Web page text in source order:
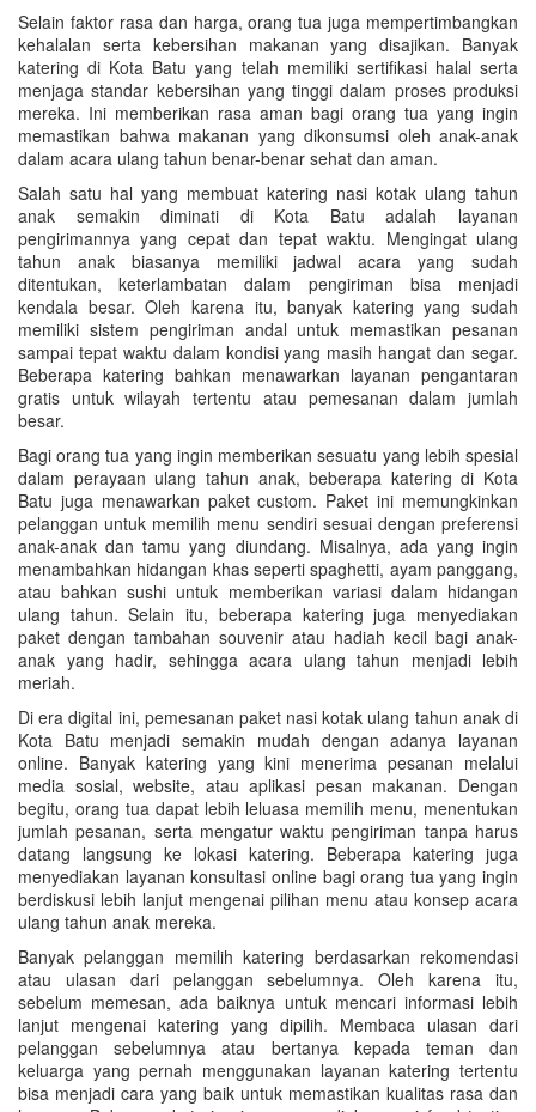
Selain faktor rasa dan harga, orang tua juga mempertimbangkan
kehalalan serta kebersihan makanan yang disajikan. Banyak
katering di Kota Batu yang telah memiliki sertifikasi halal serta
menjaga standar kebersihan yang tinggi dalam proses produksi
mereka. Ini memberikan rasa aman bagi orang tua yang ingin
memastikan bahwa makanan yang dikonsumsi oleh anak-anak
dalam acara ulang tahun benar-benar sehat dan aman.
Salah satu hal yang membuat katering nasi kotak ulang tahun
anak semakin diminati di Kota Batu adalah layanan
pengirimannya yang cepat dan tepat waktu. Mengingat ulang
tahun anak biasanya memiliki jadwal acara yang sudah
ditentukan, keterlambatan dalam pengiriman bisa menjadi
kendala besar. Oleh karena itu, banyak katering yang sudah
memiliki sistem pengiriman andal untuk memastikan pesanan
sampai tepat waktu dalam kondisi yang masih hangat dan segar.
Beberapa katering bahkan menawarkan layanan pengantaran
gratis untuk wilayah tertentu atau pemesanan dalam jumlah
besar.
Bagi orang tua yang ingin memberikan sesuatu yang lebih spesial
dalam perayaan ulang tahun anak, beberapa katering di Kota
Batu juga menawarkan paket custom. Paket ini memungkinkan
pelanggan untuk memilih menu sendiri sesuai dengan preferensi
anak-anak dan tamu yang diundang. Misalnya, ada yang ingin
menambahkan hidangan khas seperti spaghetti, ayam panggang,
atau bahkan sushi untuk memberikan variasi dalam hidangan
ulang tahun. Selain itu, beberapa katering juga menyediakan
paket dengan tambahan souvenir atau hadiah kecil bagi anak-
anak yang hadir, sehingga acara ulang tahun menjadi lebih
meriah.
Di era digital ini, pemesanan paket nasi kotak ulang tahun anak di
Kota Batu menjadi semakin mudah dengan adanya layanan
online. Banyak katering yang kini menerima pesanan melalui
media sosial, website, atau aplikasi pesan makanan. Dengan
begitu, orang tua dapat lebih leluasa memilih menu, menentukan
jumlah pesanan, serta mengatur waktu pengiriman tanpa harus
datang langsung ke lokasi katering. Beberapa katering juga
menyediakan layanan konsultasi online bagi orang tua yang ingin
berdiskusi lebih lanjut mengenai pilihan menu atau konsep acara
ulang tahun anak mereka.
Banyak pelanggan memilih katering berdasarkan rekomendasi
atau ulasan dari pelanggan sebelumnya. Oleh karena itu,
sebelum memesan, ada baiknya untuk mencari informasi lebih
lanjut mengenai katering yang dipilih. Membaca ulasan dari
pelanggan sebelumnya atau bertanya kepada teman dan
keluarga yang pernah menggunakan layanan katering tertentu
bisa menjadi cara yang baik untuk memastikan kualitas rasa dan